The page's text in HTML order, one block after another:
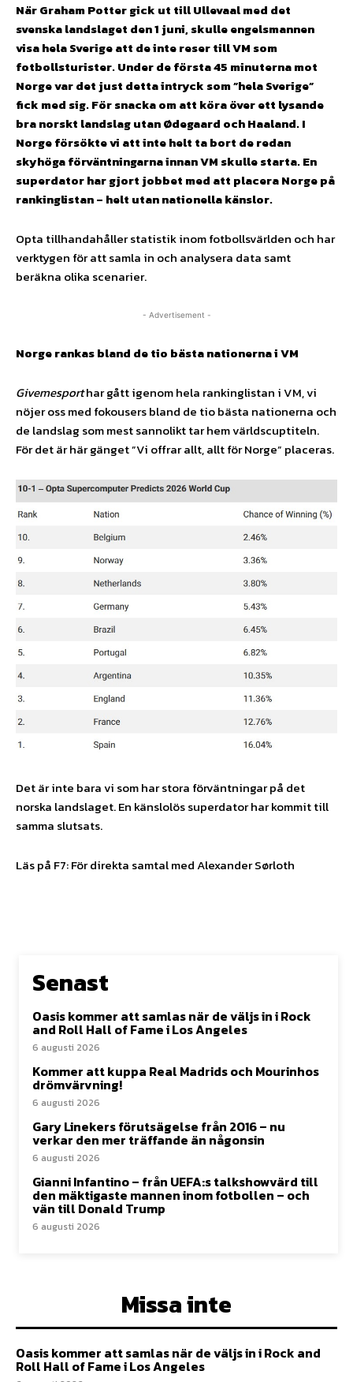
När Graham Potter gick ut till Ullevaal med det
svenska landslaget den 1 juni, skulle engelsmannen
visa hela Sverige att de inte reser till VM som
fotbollsturister. Under de första 45 minuterna mot
Norge var det just detta intryck som ”hela Sverige”
fick med sig. För snacka om att köra över ett lysande
bra norskt landslag utan Ødegaard och Haaland. I
Norge försökte vi att inte helt ta bort de redan
skyhöga förväntningarna innan VM skulle starta. En
superdator har gjort jobbet med att placera Norge på
rankinglistan – helt utan nationella känslor.
Opta tillhandahåller statistik inom fotbollsvärlden och har
verktygen för att samla in och analysera data samt
beräkna olika scenarier.
- Advertisement -
Norge rankas bland de tio bästa nationerna i VM
Givemesporthar gått igenom hela rankinglistan i VM, vi
nöjer oss med fokousers bland de tio bästa nationerna och
de landslag som mest sannolikt tar hem världscuptiteln.
För det är här gänget ”Vi offrar allt, allt för Norge” placeras.
Det är inte bara vi som har stora förväntningar på det
norska landslaget. En känslolös superdator har kommit till
samma slutsats.
Läs på F7: För direkta samtal med Alexander Sørloth
Senast
Oasis kommer att samlas när de väljs in i Rock
and Roll Hall of Fame i Los Angeles
6 augusti 2026
Kommer att kuppa Real Madrids och Mourinhos
drömvärvning!
6 augusti 2026
Gary Linekers förutsägelse från 2016 – nu
verkar den mer träffande än någonsin
6 augusti 2026
Gianni Infantino – från UEFA:s talkshowvärd till
den mäktigaste mannen inom fotbollen – och
vän till Donald Trump
6 augusti 2026
Missa inte
Oasis kommer att samlas när de väljs in i Rock and
Roll Hall of Fame i Los Angeles